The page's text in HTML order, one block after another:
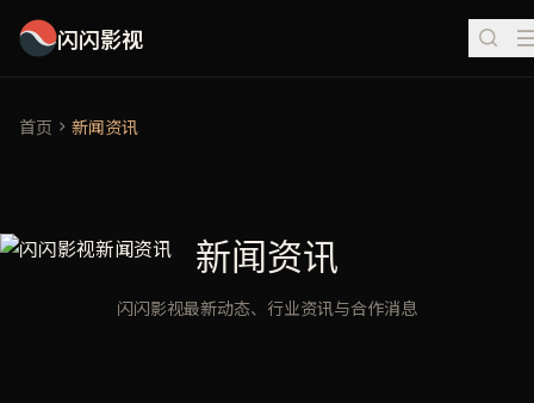
闪闪影视
首页 新闻资讯
新闻资讯
闪闪影视最新动态、行业资讯与合作消息